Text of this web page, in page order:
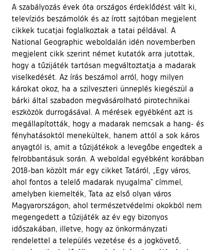
A szabályozás évek óta országos érdeklődést vált ki,
televíziós beszámolók és az írott sajtóban megjelent
cikkek tucatjai foglalkoztak a tatai példával. A
National Geographic weboldalán idén novemberben
megjelent cikk szerint német kutatók arra jutottak,
hogy a tűzijáték tartósan megváltoztatja a madarak
viselkedését. Az írás beszámol arról, hogy milyen
károkat okoz, ha a szilveszteri ünneplés kiegészül a
bárki által szabadon megvásárolható pirotechnikai
eszközök durrogásával. A mérések egyébként azt is
megállapították, hogy a madarak nemcsak a hang- és
fényhatásoktól menekültek, hanem attól a sok káros
anyagtól is, amit a tűzijátékok a levegőbe engedtek a
felrobbantásuk során. A weboldal egyébként korábban
2018-ban közölt már egy cikket Tatáról, „Egy város,
ahol fontos a telelő madarak nyugalma” címmel,
amelyben kiemelték, Tata az első olyan város
Magyarországon, ahol természetvédelmi okokból nem
megengedett a tűzijáték az év egy bizonyos
időszakában, illetve, hogy az önkormányzati
rendelettel a település vezetése és a jogkövető,